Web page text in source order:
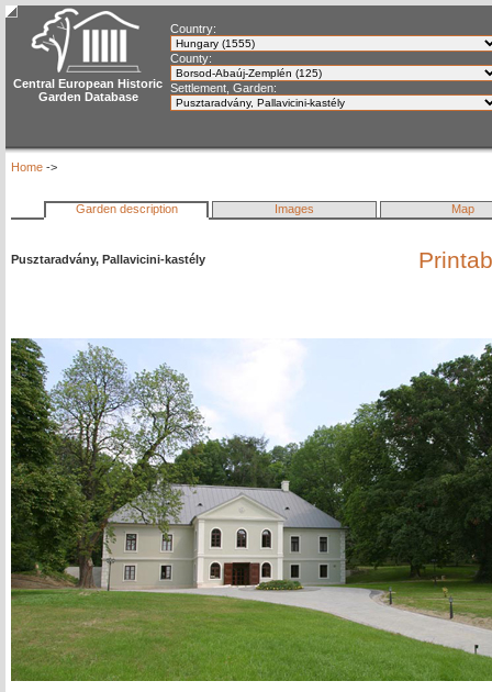
Central European Historic
Garden Database
Country:
County:
Settlement, Garden:
Home ->
Garden description Images Map
Pusztaradvány, Pallavicini-kastély